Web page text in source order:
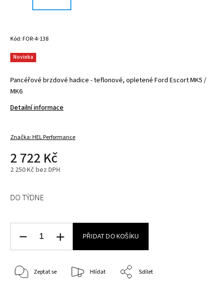
Kód:FOR-4-138
Pancéřové brzdové hadice - teflonové, opletené Ford Escort MK5 /
MK6
Detailní informace
Novinka
Značka:HEL Performance
2 722 Kč
2 250 Kč bez DPH
DO TÝDNE
PŘIDAT DO KOŠÍKU
Zeptat se Hlídat Sdílet